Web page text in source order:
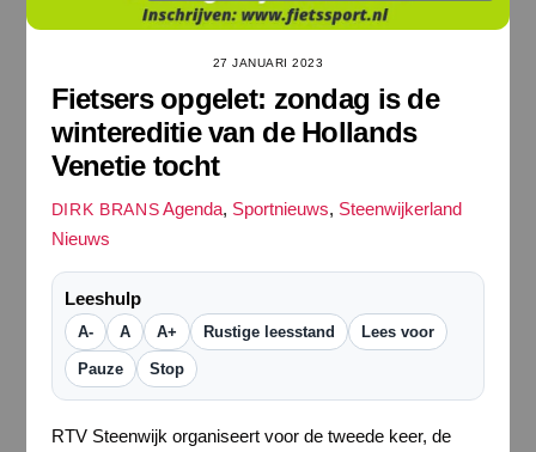
27 JANUARI 2023
Fietsers opgelet: zondag is de
wintereditie van de Hollands
Venetie tocht
DIRK BRANS Agenda, Sportnieuws, Steenwijkerland
Nieuws
Leeshulp
A- A A+ Rustige leesstand Lees voor
Pauze Stop
RTV Steenwijk organiseert voor de tweede keer, de